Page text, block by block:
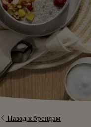
Назад к брендам